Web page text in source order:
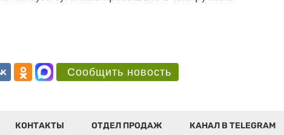
Сообщить новость
КОНТАКТЫ ОТДЕЛ ПРОДАЖ КАНАЛ В TELEGRAM